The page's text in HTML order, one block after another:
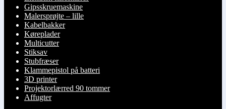
Gipsskruemaskine
Malersprøjte – lille
Kabelbakker
Køreplader
Multicutter
Stiksav
Stubfræser
Klammepistol på batteri
3D printer
Projektorlærred 90 tommer
Affugter